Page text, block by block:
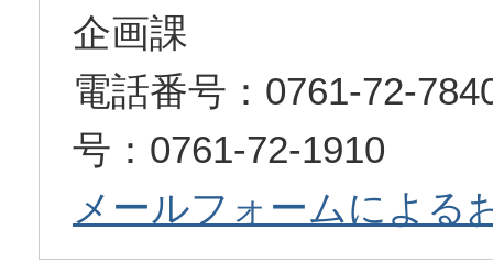
企画課
電話番号：0761-72-
号：0761-72-1910
メールフォームによる